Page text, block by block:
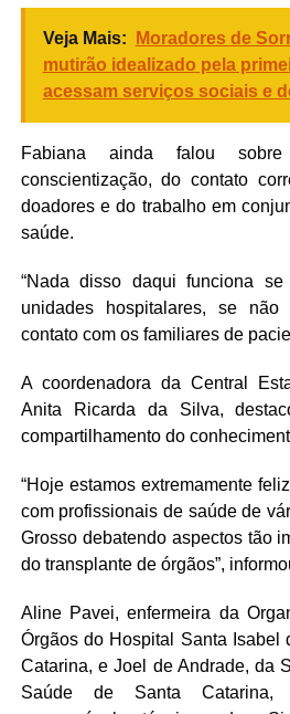
Veja Mais:
Moradores de
mutirão idealizado pela
acessam serviços sociais e
Fabiana ainda falou
conscientização, do contato
doadores e do trabalho em
saúde.
“Nada disso daqui funciona
unidades hospitalares, se não
contato com os familiares de
A coordenadora da Central
Anita Ricarda da Silva,
compartilhamento do
“Hoje estamos extremamente
com profissionais de saúde de
Grosso debatendo aspectos tão
do transplante de órgãos”,
Aline Pavei, enfermeira da
Órgãos do Hospital Santa Isabel
Catarina, e Joel de Andrade, da
Saúde de Santa Catarina,